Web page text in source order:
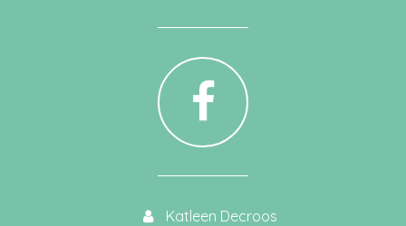
Katleen Decroos